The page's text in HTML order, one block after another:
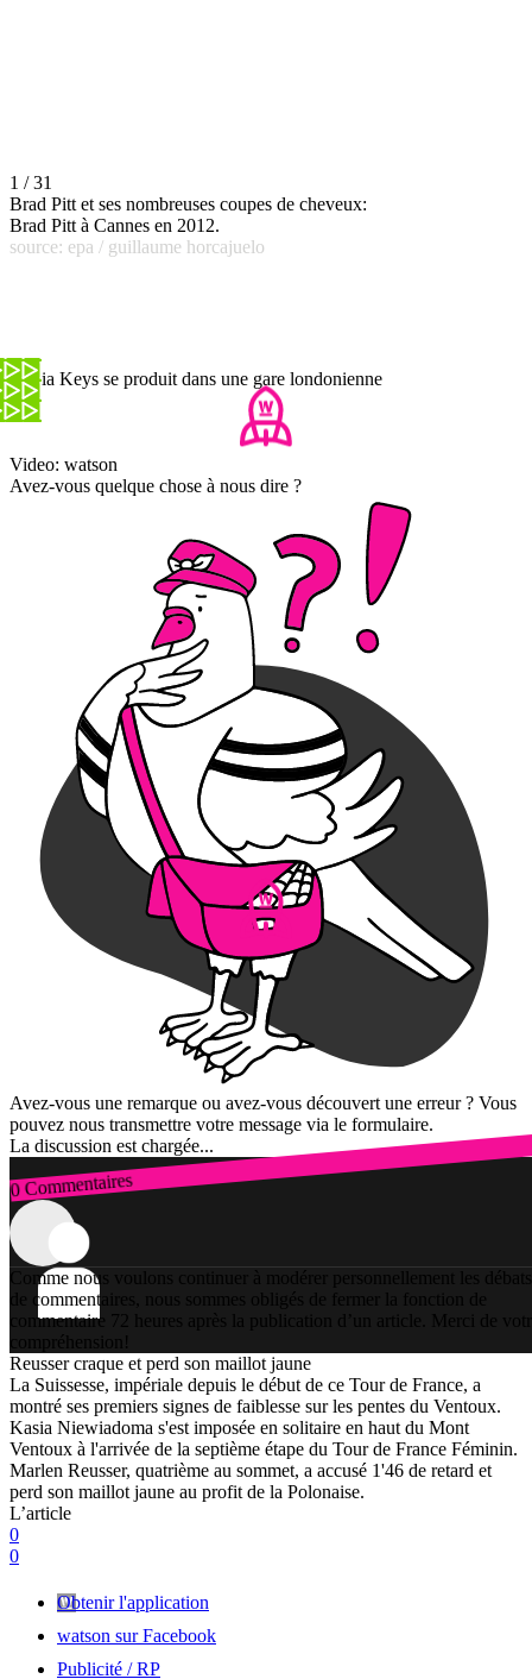
1 / 31
Brad Pitt et ses nombreuses coupes de cheveux:
Brad Pitt à Cannes en 2012.
source: epa / guillaume horcajuelo
Alicia Keys se produit dans une gare londonienne
Video: watson
Avez-vous quelque chose à nous dire ?
Avez-vous une remarque ou avez-vous découvert une erreur ? Vous
pouvez nous transmettre votre message via le formulaire.
La discussion est chargée...
0 Commentaires
Connexion
Comme nous voulons continuer à modérer personnellement les débats
de commentaires, nous sommes obligés de fermer la fonction de
commentaire 72 heures après la publication d’un article. Merci de
compréhension!
Reusser craque et perd son maillot jaune
La Suissesse, impériale depuis le début de ce Tour de France, a
montré ses premiers signes de faiblesse sur les pentes du Ventoux.
Kasia Niewiadoma s'est imposée en solitaire en haut du Mont
Ventoux à l'arrivée de la septième étape du Tour de France Féminin.
Marlen Reusser, quatrième au sommet, a accusé 1'46 de retard et
perd son maillot jaune au profit de la Polonaise.
L’article
0
0
Obtenir l'application
watson sur Facebook
Publicité / RP